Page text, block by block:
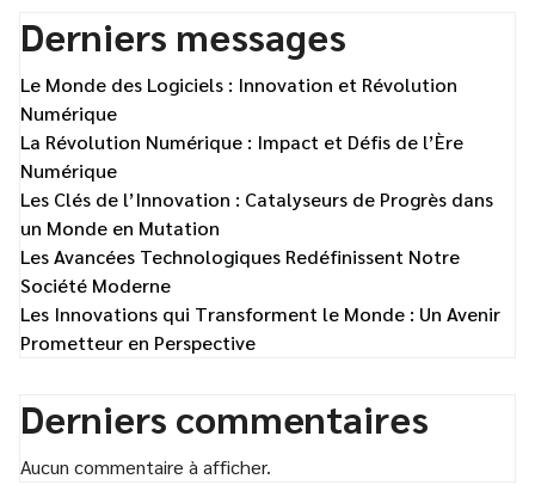
Derniers messages
Le Monde des Logiciels : Innovation et Révolution
Numérique
La Révolution Numérique : Impact et Défis de l’Ère
Numérique
Les Clés de l’Innovation : Catalyseurs de Progrès dans
un Monde en Mutation
Les Avancées Technologiques Redéfinissent Notre
Société Moderne
Les Innovations qui Transforment le Monde : Un Avenir
Prometteur en Perspective
Derniers commentaires
Aucun commentaire à afficher.